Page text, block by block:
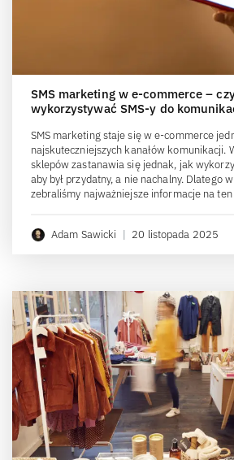
SMS marketing w e-commerce –
wykorzystywać SMS-y do
SMS marketing staje się w e-commerce
najskuteczniejszych kanałów komunikacji.
sklepów zastanawia się jednak, jak
aby był przydatny, a nie nachalny. Dlatego
zebraliśmy najważniejsze informacje na
Adam Sawicki | 20 listopada 2025